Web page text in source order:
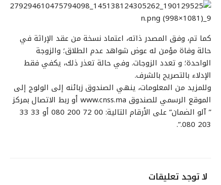
كما تم، وفق المصدر ذاته، اعتماد نسخة من عقد الإراثة في
حالة وفاة مؤمن له عوض شواهد عدم الطلاق؛ والزوجة
الواحدة؛ و تعدد الزوجات. وفي حالة تعذر ذلك، يكفي فقط
الإدلاء بالتصريح بالشرف.
وللمزيد من المعلومات، ينهي الصندوق زبائنه إلى الولوج إلى
الموقع الرسمي للصندوق www.cnss.ma أو ربط الاتصال بمركز
” آلو الضمان” على الأرقام التالية: 00 72 200 080 أو 33 33
203 080.”.
لا توجد تعليقات